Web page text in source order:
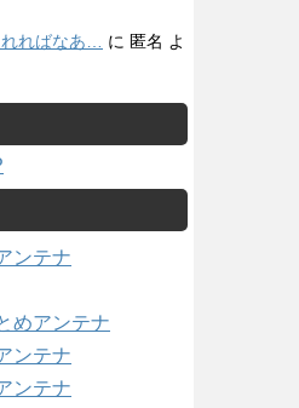
ればなあ…
に 匿名 よ
ンテナ
めアンテナ
ンテナ
ンテナ